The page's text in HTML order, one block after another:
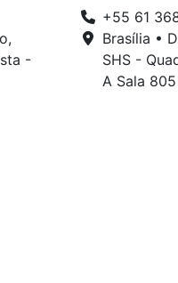
-
+55 61
Brasília •
SHS -
A Sala